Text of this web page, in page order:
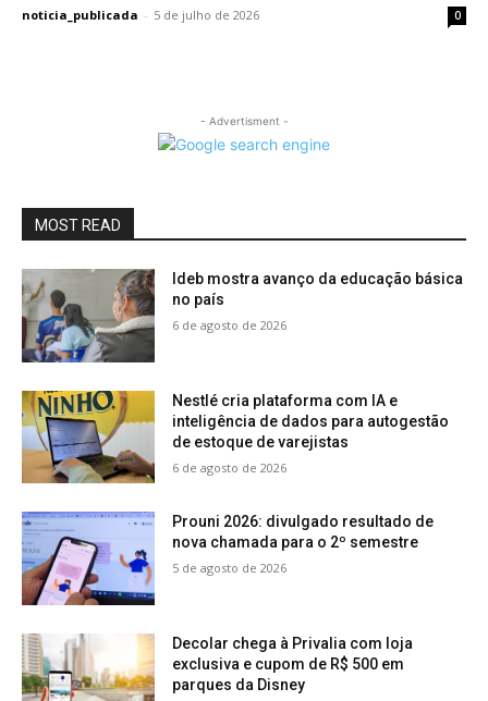
noticia_publicada - 5 de julho de 2026 0
- Advertisment -
MOST READ
Ideb mostra avanço da educação básica
no país
6 de agosto de 2026
Nestlé cria plataforma com IA e
inteligência de dados para autogestão
de estoque de varejistas
6 de agosto de 2026
Prouni 2026: divulgado resultado de
nova chamada para o 2º semestre
5 de agosto de 2026
Decolar chega à Privalia com loja
exclusiva e cupom de R$ 500 em
parques da Disney